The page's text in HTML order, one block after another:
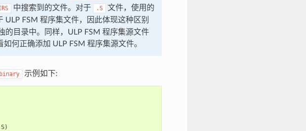
中搜索到的文件。对于 .S
文件，使用的
ULP FSM 程序集文件，因此体现这种区别
的目录中。同样，ULP FSM 程序集源文件
何正确添加 ULP FSM 程序集源文件。
示例如下: